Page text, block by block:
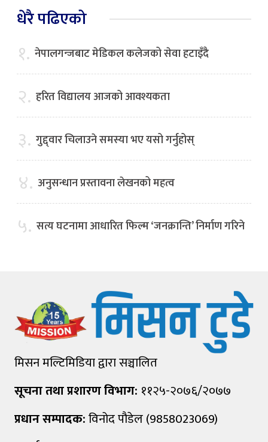
धेरै पढिएको
१. नेपालगन्जबाट मेडिकल कलेजको सेवा हटाइँदै
२. हरित विद्यालय आजको आवश्यकता
३. गुद्द्वार चिलाउने समस्या भए यसो गर्नुहोस्
४. अनुसन्धान प्रस्तावना लेखनको महत्व
५. सत्य घटनामा आधारित फिल्म ‘जनक्रान्ति’ निर्माण गरिने
मिसन मल्टिमिडिया द्वारा सञ्चालित
सूचना तथा प्रशारण विभाग: ११२५-२०७६/२०७७
प्रधान सम्पादक:विनोद पौडेल (9858023069)